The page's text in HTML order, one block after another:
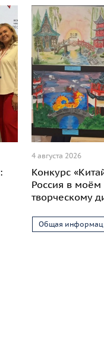
4 августа 2026
Конкурс
Россия в моём
творческому
Общая